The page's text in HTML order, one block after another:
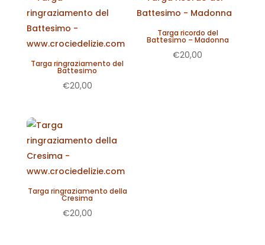
Targa ringraziamento del
Battesimo
€20,00
Targa ricordo del
Battesimo – Madonna
€20,00
Targa ringraziamento della
Cresima
€20,00